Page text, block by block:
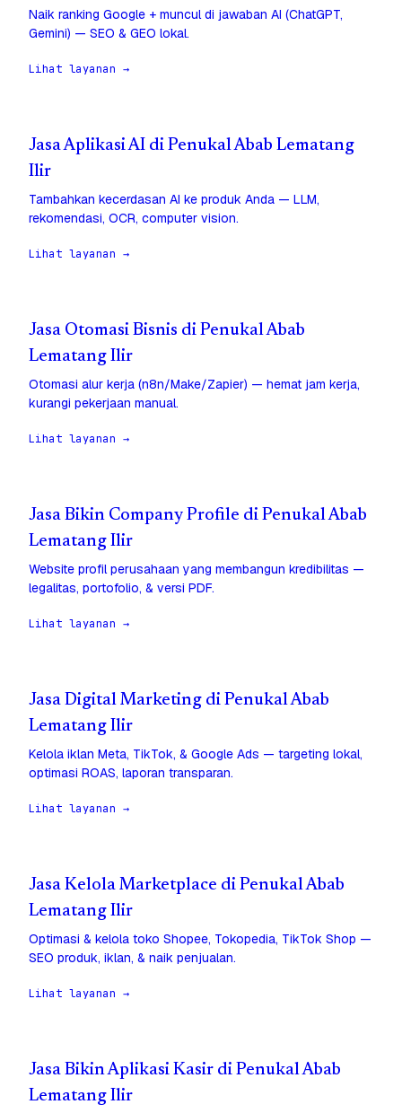
Naik ranking Google + muncul di jawaban AI (ChatGPT,
Gemini) — SEO & GEO lokal.
Lihat layanan →
Jasa Aplikasi AI di Penukal Abab Lematang
Ilir
Tambahkan kecerdasan AI ke produk Anda — LLM,
rekomendasi, OCR, computer vision.
Lihat layanan →
Jasa Otomasi Bisnis di Penukal Abab
Lematang Ilir
Otomasi alur kerja (n8n/Make/Zapier) — hemat jam kerja,
kurangi pekerjaan manual.
Lihat layanan →
Jasa Bikin Company Profile di Penukal Abab
Lematang Ilir
Website profil perusahaan yang membangun kredibilitas —
legalitas, portofolio, & versi PDF.
Lihat layanan →
Jasa Digital Marketing di Penukal Abab
Lematang Ilir
Kelola iklan Meta, TikTok, & Google Ads — targeting lokal,
optimasi ROAS, laporan transparan.
Lihat layanan →
Jasa Kelola Marketplace di Penukal Abab
Lematang Ilir
Optimasi & kelola toko Shopee, Tokopedia, TikTok Shop —
SEO produk, iklan, & naik penjualan.
Lihat layanan →
Jasa Bikin Aplikasi Kasir di Penukal Abab
Lematang Ilir